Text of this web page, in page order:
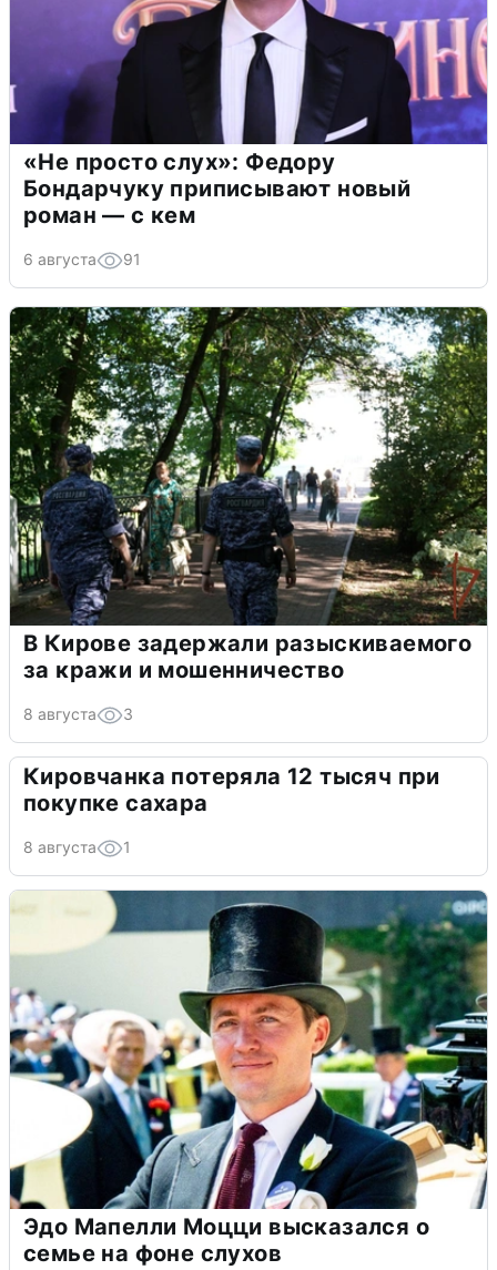
«Не просто слух»: Федору
Бондарчуку приписывают новый
роман — с кем
6 августа 91
В Кирове задержали разыскиваемого
за кражи и мошенничество
8 августа 3
Кировчанка потеряла 12 тысяч при
покупке сахара
8 августа 1
Эдо Мапелли Моцци высказался о
семье на фоне слухов